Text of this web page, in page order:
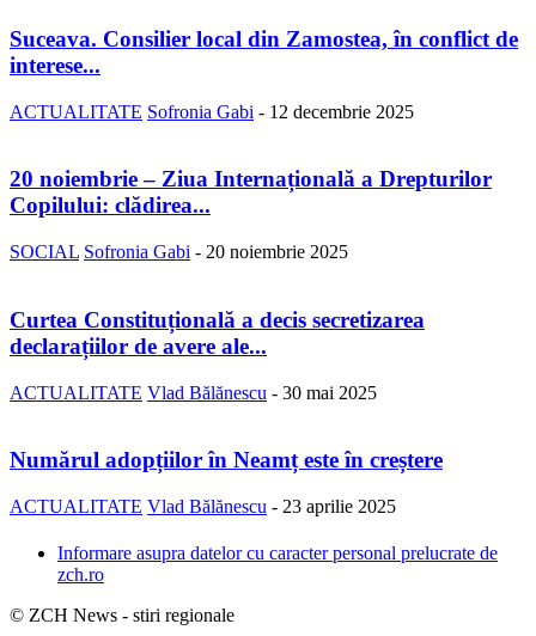
Suceava. Consilier local din Zamostea, în conflict de
interese...
ACTUALITATE Sofronia Gabi - 12 decembrie 2025
20 noiembrie – Ziua Internațională a Drepturilor
Copilului: clădirea...
SOCIAL Sofronia Gabi - 20 noiembrie 2025
Curtea Constituțională a decis secretizarea
declarațiilor de avere ale...
ACTUALITATE Vlad Bălănescu - 30 mai 2025
Numărul adopțiilor în Neamț este în creștere
ACTUALITATE Vlad Bălănescu - 23 aprilie 2025
Informare asupra datelor cu caracter personal prelucrate de
zch.ro
© ZCH News - stiri regionale